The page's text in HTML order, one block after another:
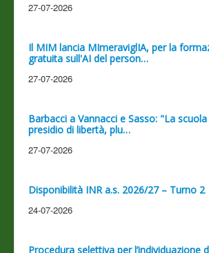
27-07-2026
Il MIM lancia MImeraviglIA, per la
gratuita sull'AI del person…
27-07-2026
Barbacci a Vannacci e Sasso: "La
presidio di libertà, plu…
27-07-2026
Disponibilità INR a.s. 2026/27 – Turno 2
24-07-2026
Procedura selettiva per l’individuazione